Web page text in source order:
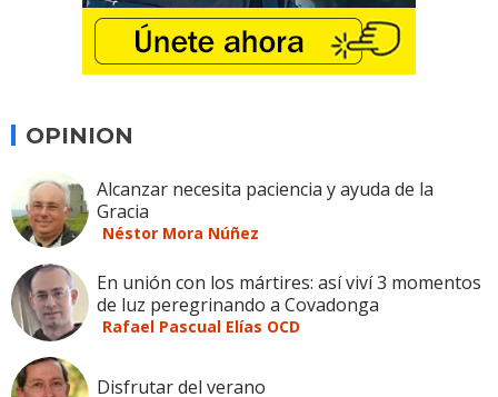
OPINION
Alcanzar necesita paciencia y ayuda de la
Gracia
Néstor Mora Núñez
En unión con los mártires: así viví 3 momentos
de luz peregrinando a Covadonga
Rafael Pascual Elías OCD
Disfrutar del verano